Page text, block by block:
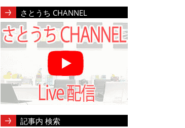
さとうち CHANNEL
記事内 検索